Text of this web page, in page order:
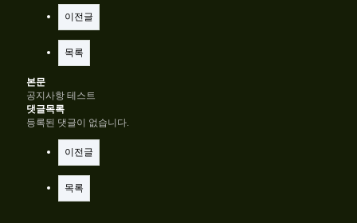
이전글
목록
본문
공지사항 테스트
댓글목록
등록된 댓글이 없습니다.
이전글
목록